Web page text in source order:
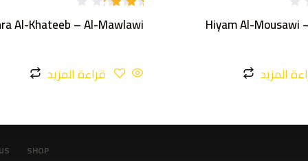
Hiyam Al-Mousawi
المزيد
التقي
يم
Al-Khateeb – Al-Mawlawi
قراءة المزيد
SHOP